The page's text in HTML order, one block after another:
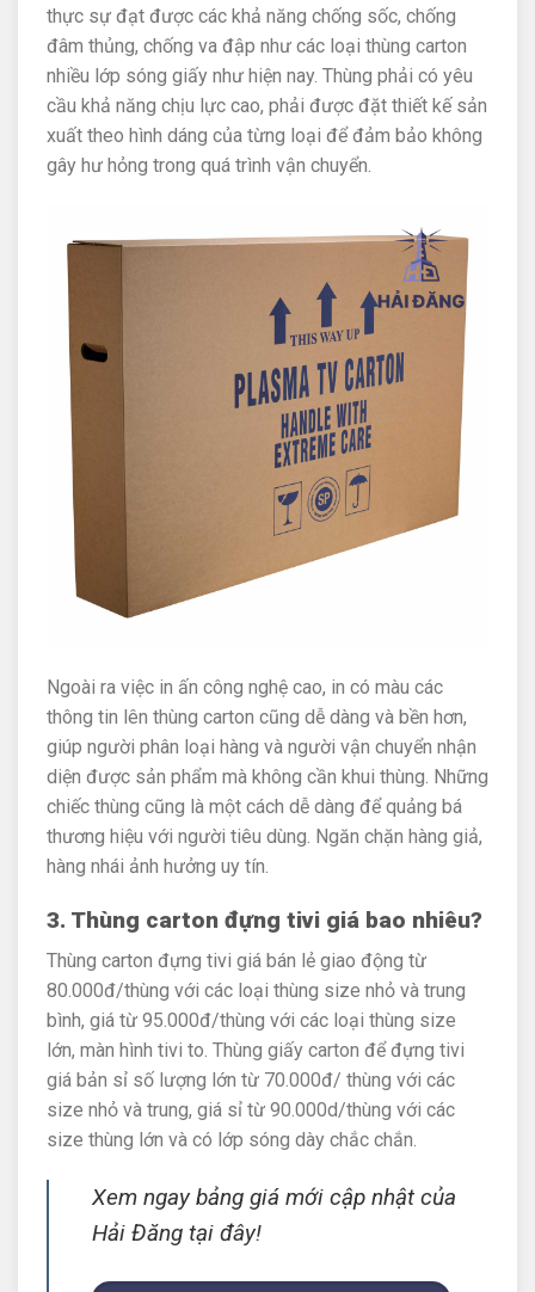
thực sự đạt được các khả năng chống sốc, chống
đâm thủng, chống va đập như các loại thùng carton
nhiều lớp sóng giấy như hiện nay. Thùng phải có yêu
cầu khả năng chịu lực cao, phải được đặt thiết kế sản
xuất theo hình dáng của từng loại để đảm bảo không
gây hư hỏng trong quá trình vận chuyển.
Ngoài ra việc in ấn công nghệ cao, in có màu các
thông tin lên thùng carton cũng dễ dàng và bền hơn,
giúp người phân loại hàng và người vận chuyển nhận
diện được sản phẩm mà không cần khui thùng. Những
chiếc thùng cũng là một cách dễ dàng để quảng bá
thương hiệu với người tiêu dùng. Ngăn chặn hàng giả,
hàng nhái ảnh hưởng uy tín.
3. Thùng carton đựng tivi giá bao nhiêu?
Thùng carton đựng tivi giá bán lẻ giao động từ
80.000đ/thùng với các loại thùng size nhỏ và trung
bình, giá từ 95.000đ/thùng với các loại thùng size
lớn, màn hình tivi to. Thùng giấy carton để đựng tivi
giá bản sỉ số lượng lớn từ 70.000đ/ thùng với các
size nhỏ và trung, giá sỉ từ 90.000d/thùng với các
size thùng lớn và có lớp sóng dày chắc chắn.
Xem ngay bảng giá mới cập nhật của
Hải Đăng tại đây!